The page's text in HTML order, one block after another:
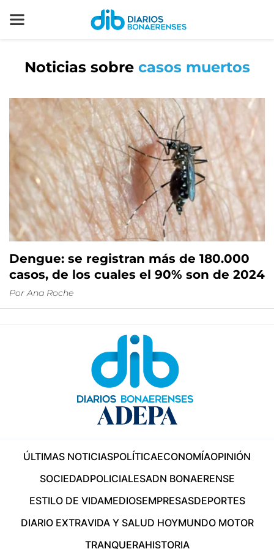
Noticias sobre casos muertos
Dengue: se registran más de 180.000
casos, de los cuales el 90% son de 2024
Por Ana Roche
ÚLTIMAS NOTICIASPOLÍTICAECONOMÍAOPINIÓN
SOCIEDADPOLICIALESADN BONAERENSE
ESTILO DE VIDAMEDIOSEMPRESASDEPORTES
DIARIO EXTRAVIDA Y SALUD HOYMUNDO MOTOR
TRANQUERAHISTORIA